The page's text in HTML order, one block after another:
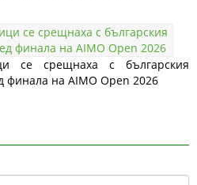
се срещнаха с българския
финала на AIMO Open 2026